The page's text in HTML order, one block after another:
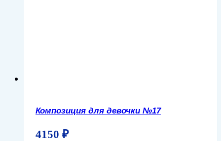
Композиция для девочки №17
4150 ₽